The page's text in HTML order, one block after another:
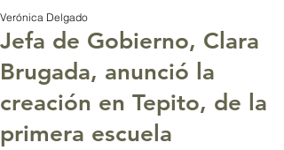
Jefa de Gobierno, Clara
Brugada, anunció la
creación en Tepito, de la
primera escuela
Verónica Delgado